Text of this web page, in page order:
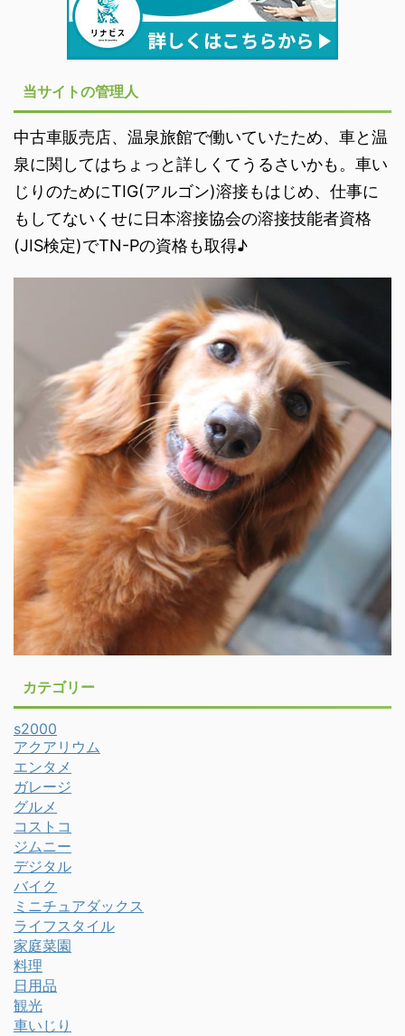
当サイトの管理人
中古車販売店、温泉旅館で働いていたため、車と温
泉に関してはちょっと詳しくてうるさいかも。車い
じりのためにTIG(アルゴン)溶接もはじめ、仕事に
もしてないくせに日本溶接協会の溶接技能者資格
(JIS検定)でTN-Pの資格も取得♪
カテゴリー
s2000
アクアリウム
エンタメ
ガレージ
グルメ
コストコ
ジムニー
デジタル
バイク
ミニチュアダックス
ライフスタイル
家庭菜園
料理
日用品
観光
車いじり